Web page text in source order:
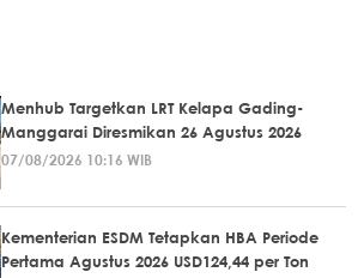
Menhub Targetkan LRT Kelapa Gading-
Manggarai Diresmikan 26 Agustus 2026
07/08/2026 10:16 WIB
Kementerian ESDM Tetapkan HBA Periode
Pertama Agustus 2026 USD124,44 per Ton